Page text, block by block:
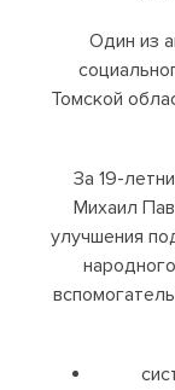
Один из
Томской
За 19-
Михаил
улучшения